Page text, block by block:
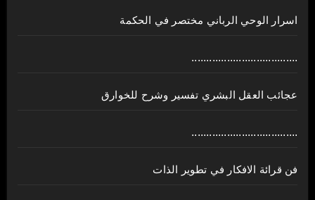
اسرار الوحي الرباني مختصر في الحكمة
....................................
عجائب العقل البشري تفسير وشرح للخوارق
....................................
فن قرائة الافكار في تطوير الذات